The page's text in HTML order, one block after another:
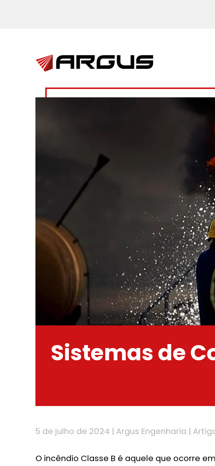
Sistemas de
5 de julho de 2024 | Argus Engenharia |
O incêndio Classe B é aquele que ocorre